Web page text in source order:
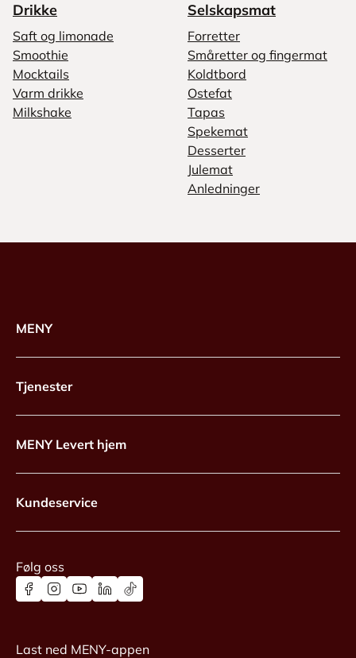
Drikke
Saft og limonade
Smoothie
Mocktails
Varm drikke
Milkshake
Selskapsmat
Forretter
Småretter og fingermat
Koldtbord
Ostefat
Tapas
Spekemat
Desserter
Julemat
Anledninger
MENY
Tjenester
MENY Levert hjem
Kundeservice
Følg oss
Last ned MENY-appen